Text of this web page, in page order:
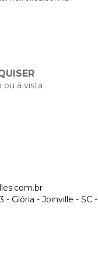
ou à vista
- Glória - Joinville - SC -